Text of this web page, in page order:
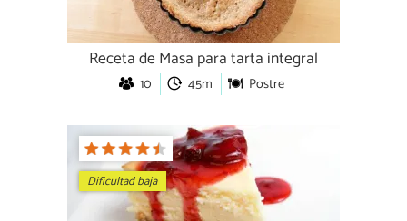
Receta de Masa para tarta integral
10 45m Postre
Dificultad baja